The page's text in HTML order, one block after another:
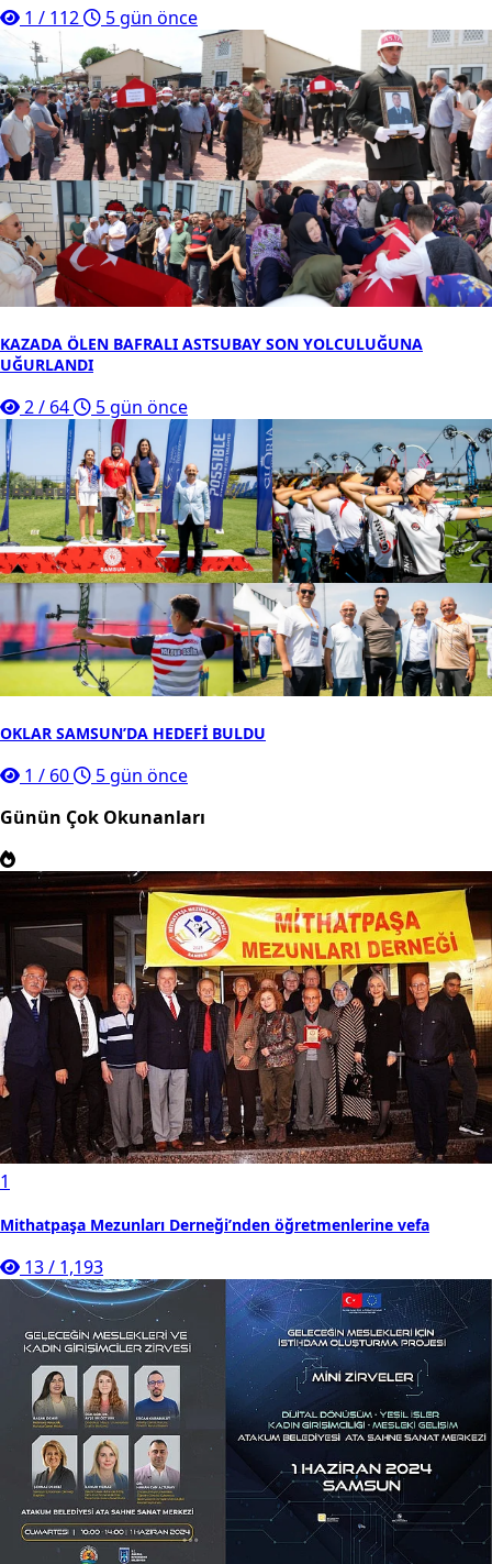
1 / 112 5 gün önce
KAZADA ÖLEN BAFRALI ASTSUBAY SON YOLCULUĞUNA
UĞURLANDI
2/ 64 5 gün önce
OKLAR SAMSUN’DA HEDEFİ BULDU
1 / 60
5 gün önce
Günün Çok Okunanları
1
Mithatpaşa Mezunları Derneği’nden öğretmenlerine vefa
13/ 1,193